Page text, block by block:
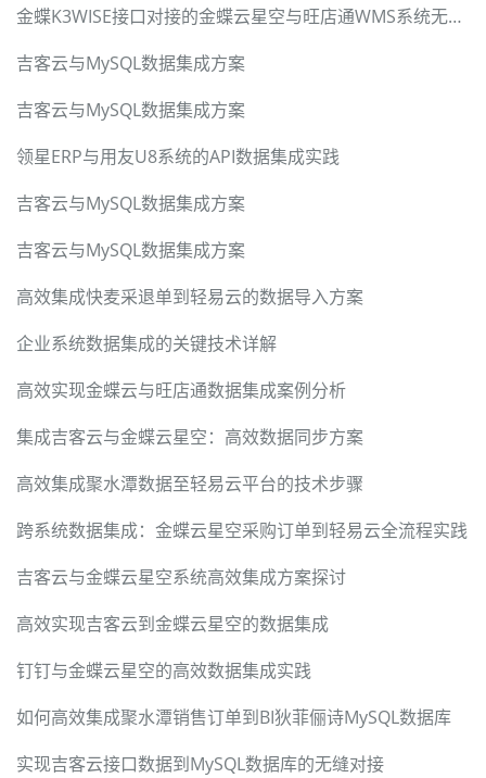
金蝶K3WISE接口对接的金蝶云星空与旺店通WMS系统无缝集成方案
吉客云与MySQL数据集成方案
吉客云与MySQL数据集成方案
领星ERP与用友U8系统的API数据集成实践
吉客云与MySQL数据集成方案
吉客云与MySQL数据集成方案
高效集成快麦采退单到轻易云的数据导入方案
企业系统数据集成的关键技术详解
高效实现金蝶云与旺店通数据集成案例分析
集成吉客云与金蝶云星空：高效数据同步方案
高效集成聚水潭数据至轻易云平台的技术步骤
跨系统数据集成：金蝶云星空采购订单到轻易云全流程实践
吉客云与金蝶云星空系统高效集成方案探讨
高效实现吉客云到金蝶云星空的数据集成
钉钉与金蝶云星空的高效数据集成实践
如何高效集成聚水潭销售订单到BI狄菲俪诗MySQL数据库
实现吉客云接口数据到MySQL数据库的无缝对接